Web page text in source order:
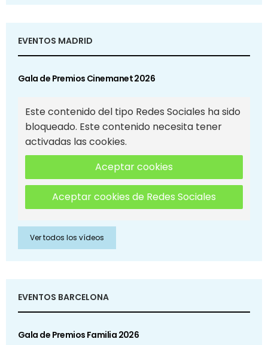
EVENTOS MADRID
Gala de Premios Cinemanet 2026
Este contenido del tipo Redes Sociales ha sido
bloqueado. Este contenido necesita tener
activadas las cookies.
Aceptar cookies
Aceptar cookies de Redes Sociales
Ver todos los vídeos
EVENTOS BARCELONA
Gala de Premios Familia 2026